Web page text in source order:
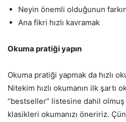
Neyin önemli olduğunun
Ana fikri hızlı kavramak
Okuma pratiği yapın
Okuma pratiği yapmak da hızlı
Nitekim hızlı okumanın ilk şartı
“bestseller” listesine dahil
klasikleri okumanızı öneririz.